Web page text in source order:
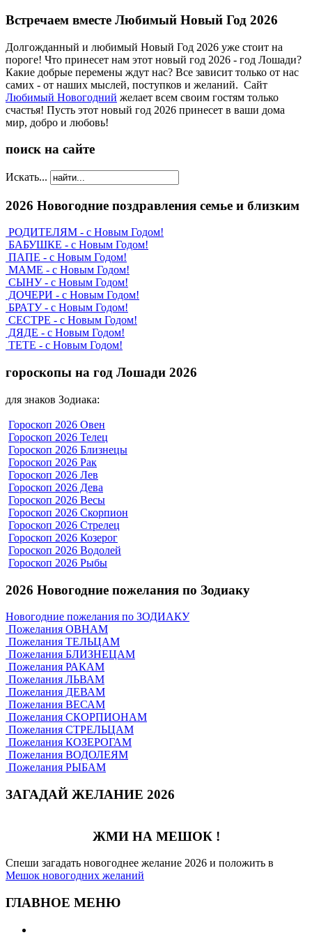
Встречаем вместе Любимый Новый Год 2026
Долгожданный и любимый Новый Год 2026 уже стоит на
пороге! Что принесет нам этот новый год 2026 - год Лошади?
Какие добрые перемены ждут нас? Все зависит только от нас
самих - от наших мыслей, поступков и желаний. Сайт
Любимый Новогодний желает всем своим гостям только
счастья! Пусть этот новый год 2026 принесет в ваши дома
мир, добро и любовь!
поиск на сайте
Искать...
2026 Новогодние поздравления семье и близким
РОДИТЕЛЯМ - с Новым Годом!
БАБУШКЕ - с Новым Годом!
ПАПЕ - с Новым Годом!
МАМЕ - с Новым Годом!
СЫНУ - с Новым Годом!
ДОЧЕРИ - с Новым Годом!
БРАТУ - с Новым Годом!
СЕСТРЕ - с Новым Годом!
ДЯДЕ - с Новым Годом!
ТЕТЕ - с Новым Годом!
гороскопы на год Лошади 2026
для знаков Зодиака:
Гороскоп 2026 Овен
Гороскоп 2026 Телец
Гороскоп 2026 Близнецы
Гороскоп 2026 Рак
Гороскоп 2026 Лев
Гороскоп 2026 Дева
Гороскоп 2026 Весы
Гороскоп 2026 Скорпион
Гороскоп 2026 Стрелец
Гороскоп 2026 Козерог
Гороскоп 2026 Водолей
Гороскоп 2026 Рыбы
2026 Новогодние пожелания по Зодиаку
Новогодние пожелания по ЗОДИАКУ
Пожелания ОВНАМ
Пожелания ТЕЛЬЦАМ
Пожелания БЛИЗНЕЦАМ
Пожелания РАКАМ
Пожелания ЛЬВАМ
Пожелания ДЕВАМ
Пожелания ВЕСАМ
Пожелания СКОРПИОНАМ
Пожелания СТРЕЛЬЦАМ
Пожелания КОЗЕРОГАМ
Пожелания ВОДОЛЕЯМ
Пожелания РЫБАМ
ЗАГАДАЙ ЖЕЛАНИЕ 2026
ЖМИ НА МЕШОК !
Спеши загадать новогоднее желание 2026 и положить в
Мешок новогодних желаний
ГЛАВНОЕ МЕНЮ